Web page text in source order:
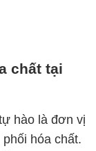
chất tại
hào là đơn vị
hóa chất.